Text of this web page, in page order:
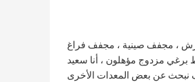
، مجفف صينية ، مجفف فراغ
مزدوج مؤهلون ، أنا سعيد
عن بعض المعدات الأخرى